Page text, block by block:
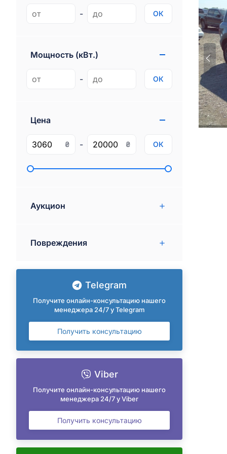
- ОК
Мощность (кВт.)
- ОК
Цена
₴ - ₴ ОК
Аукцион
Повреждения
Telegram
Получите онлайн-консультацию нашего
менеджера 24/7 у Telegram
Получить консультацию
Viber
Получите онлайн-консультацию нашего
менеджера 24/7 у Viber
Получить консультацию